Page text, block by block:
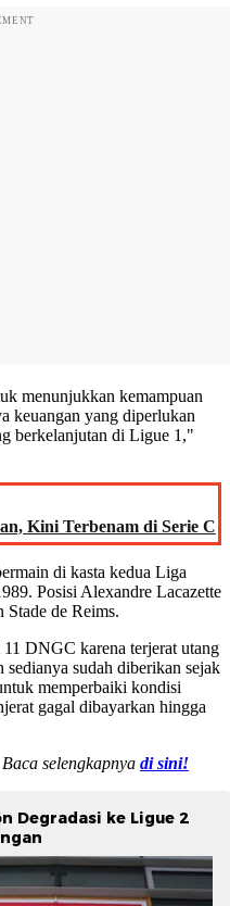
menunjukkan kemampuan
keuangan yang diperlukan
berkelanjutan di Ligue 1,"
Kini Terbenam di Serie C
di kasta kedua Liga
Posisi Alexandre Lacazette
de Reims.
DNGC karena terjerat utang
sudah diberikan sejak
memperbaiki kondisi
gagal dibayarkan hingga
selengkapnya di sini!
Degradasi ke Ligue 2